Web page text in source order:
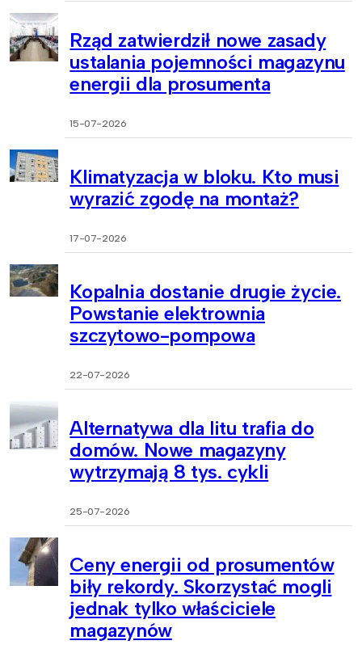
Rząd zatwierdził nowe zasady
ustalania pojemności magazynu
energii dla prosumenta
15-07-2026
Klimatyzacja w bloku. Kto musi
wyrazić zgodę na montaż?
17-07-2026
Kopalnia dostanie drugie życie.
Powstanie elektrownia
szczytowo-pompowa
22-07-2026
Alternatywa dla litu trafia do
domów. Nowe magazyny
wytrzymają 8 tys. cykli
25-07-2026
Ceny energii od prosumentów
biły rekordy. Skorzystać mogli
jednak tylko właściciele
magazynów